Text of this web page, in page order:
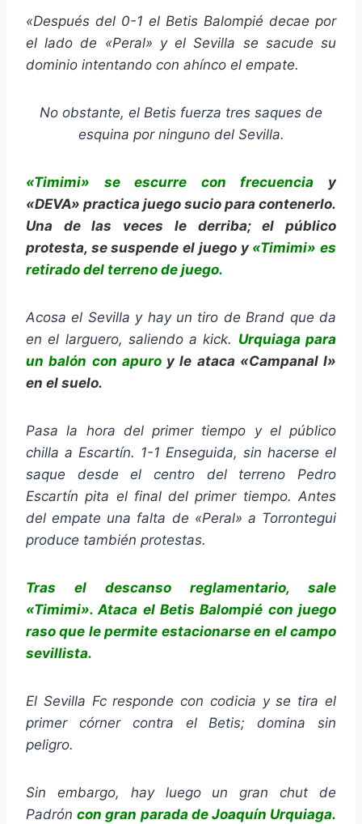
«Después del 0-1 el Betis Balompié decae por
el lado de «Peral» y el Sevilla se sacude su
dominio intentando con ahínco el empate.
No obstante, el Betis fuerza tres saques de
esquina por ninguno del Sevilla.
«Timimi» se escurre con frecuencia y
«DEVA» practica juego sucio para contenerlo.
Una de las veces le derriba; el público
protesta, se suspende el juego y «Timimi» es
retirado del terreno de juego.
Acosa el Sevilla y hay un tiro de Brand que da
en el larguero, saliendo a kick. Urquiaga para
un balón con apuro y le ataca «Campanal I»
en el suelo.
Pasa la hora del primer tiempo y el público
chilla a Escartín. 1-1 Enseguida, sin hacerse el
saque desde el centro del terreno Pedro
Escartín pita el final del primer tiempo. Antes
del empate una falta de «Peral» a Torrontegui
produce también protestas.
Tras el descanso reglamentario, sale
«Timimi». Ataca el Betis Balompié con juego
raso que le permite estacionarse en el campo
sevillista.
El Sevilla Fc responde con codicia y se tira el
primer córner contra el Betis; domina sin
peligro.
Sin embargo, hay luego un gran chut de
Padróncon gran parada de Joaquín Urquiaga.